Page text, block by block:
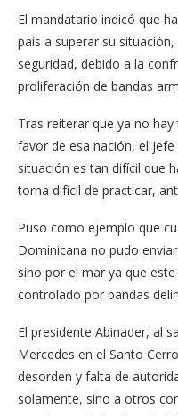
El mandatario indicó que
país a superar su
seguridad, debido a la
proliferación de bandas
Tras reiterar que ya no
favor de esa nación, el
situación es tan difí­cil que
torna difícil de practicar,
Puso como ejemplo que
Dominicana no pu­do
sino por el mar ya que
controlado por bandas
El presidente Abinader, al
Mercedes en el San­to
desorden y fal­ta de
solamente, si­no a otros